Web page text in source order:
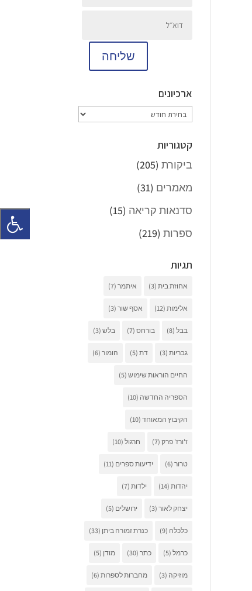
שליחה
ארכיונים
ארכיונים
קטגוריות
ביקורת (205)
מאמרים (31)
סדנאות קריאה (15)
ספרות (219)
תגיות
אחוזת בית (3) איתמר (7)
אלימות (12) אסף שור (3)
בבל (8) בורחס (7) בלש (3)
גבריות (3) דת (5) הומור (6)
החיים הוראות שימוש (5)
הספריה החדשה (10)
הקיבוץ המאוחד (10)
ז'ורז' פרק (7) חרגול (10)
טרור (6) ידיעות ספרים (11)
יהדות (14) ילדות (7)
יצחק לאור (3) ירושלים (5)
כלכלה (9) כנרת זמורה ביתן (33)
כרמל (5) כתר (30) מודן (5)
מוזיקה (3) מחברות לספרות (6)